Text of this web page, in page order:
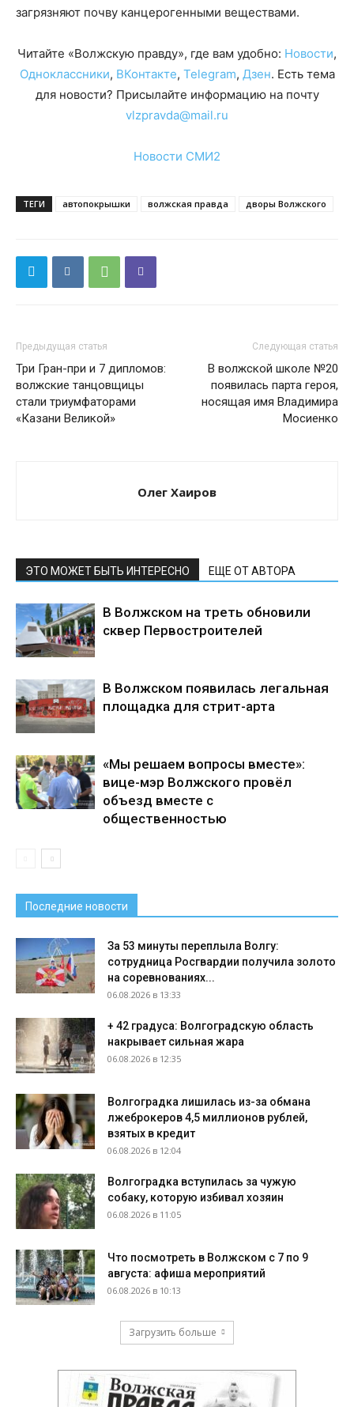
загрязняют почву канцерогенными веществами.
Читайте «Волжскую правду», где вам удобно: Новости,
Одноклассники, ВКонтакте, Telegram, Дзен. Есть тема
для новости? Присылайте информацию на почту
vlzpravda@mail.ru
Новости СМИ2
ТЕГИ автопокрышки волжская правда дворы Волжского
Предыдущая статья
Три Гран-при и 7 дипломов:
волжские танцовщицы
стали триумфаторами
«Казани Великой»
Следующая статья
В волжской школе №20
появилась парта героя,
носящая имя Владимира
Мосиенко
Олег Хаиров
ЭТО МОЖЕТ БЫТЬ ИНТЕРЕСНО ЕЩЕ ОТ АВТОРА
В Волжском на треть обновили
сквер Первостроителей
В Волжском появилась легальная
площадка для стрит-арта
«Мы решаем вопросы вместе»:
вице-мэр Волжского провёл
объезд вместе с
общественностью
Последние новости
За 53 минуты переплыла Волгу:
сотрудница Росгвардии получила золото
на соревнованиях...
06.08.2026 в 13:33
+ 42 градуса: Волгоградскую область
накрывает сильная жара
06.08.2026 в 12:35
Волгоградка лишилась из-за обмана
лжеброкеров 4,5 миллионов рублей,
взятых в кредит
06.08.2026 в 12:04
Волгоградка вступилась за чужую
собаку, которую избивал хозяин
06.08.2026 в 11:05
Что посмотреть в Волжском с 7 по 9
августа: афиша мероприятий
06.08.2026 в 10:13
Загрузить больше